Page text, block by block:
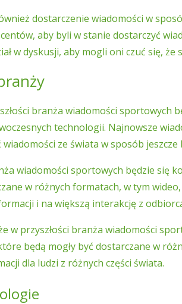
dostarczenie wiadomości w
aby byli w stanie dostarczyć
w dyskusji, aby mogli oni czuć się, że
branża wiadomości sportowych
technologii. Najnowsze
ze świata w sposób
wiadomości sportowych będzie się
w różnych formatach, w tym
i na większą interakcję z
w przyszłości branża wiadomości
będą mogły być dostarczane w
dla ludzi z różnych części świata.